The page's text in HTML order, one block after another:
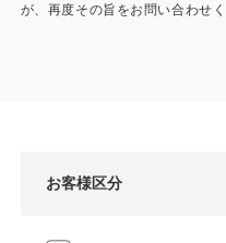
が、再度その旨をお問い合わせく
お客様区分